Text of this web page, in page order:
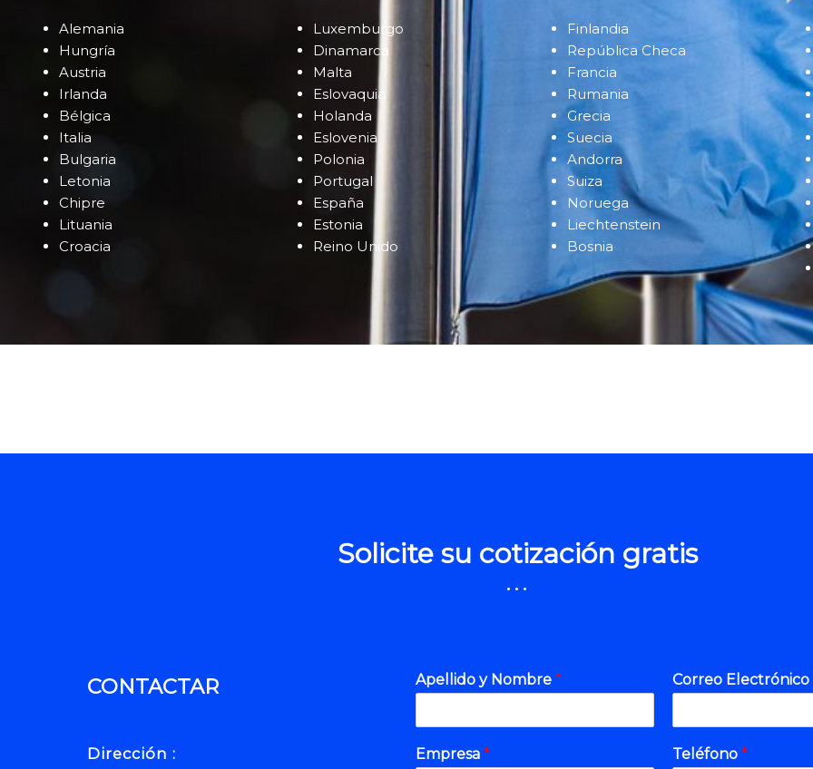
Alemania
Hungría
Austria
Irlanda
Bélgica
Italia
Bulgaria
Letonia
Chipre
Lituania
Croacia
Luxemburgo
Dinamarca
Malta
Eslovaquia
Holanda
Eslovenia
Polonia
Portugal
España
Estonia
Reino Unido
Finlandia
República Checa
Francia
Rumania
Grecia
Suecia
Andorra
Suiza
Noruega
Liechtenstein
Bosnia
Solicite su cotización gratis
...
CONTACTAR
Dirección :
Apellido y Nombre * Correo Electrónico
Empresa * Teléfono *